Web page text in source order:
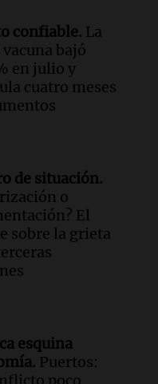
del fallo sobre
confiable. La
bajó
en julio y
cuatro meses
de situación.
o
El
sobre la grieta
esquina
Puertos: